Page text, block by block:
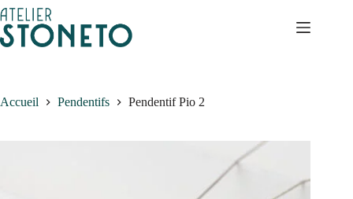
Passer
au
contenu
Accueil Pendentifs Pendentif Pio 2